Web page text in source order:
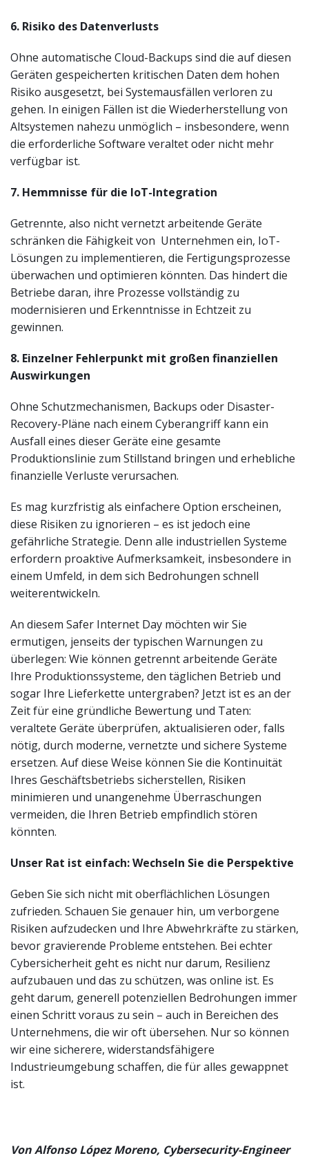
6. Risiko des Datenverlusts
Ohne automatische Cloud-Backups sind die auf diesen
Geräten gespeicherten kritischen Daten dem hohen
Risiko ausgesetzt, bei Systemausfällen verloren zu
gehen. In einigen Fällen ist die Wiederherstellung von
Altsystemen nahezu unmöglich – insbesondere, wenn
die erforderliche Software veraltet oder nicht mehr
verfügbar ist.
7. Hemmnisse für die IoT-Integration
Getrennte, also nicht vernetzt arbeitende Geräte
schränken die Fähigkeit von Unternehmen ein, IoT-
Lösungen zu implementieren, die Fertigungsprozesse
überwachen und optimieren könnten. Das hindert die
Betriebe daran, ihre Prozesse vollständig zu
modernisieren und Erkenntnisse in Echtzeit zu
gewinnen.
8. Einzelner Fehlerpunkt mit großen finanziellen
Auswirkungen
Ohne Schutzmechanismen, Backups oder Disaster-
Recovery-Pläne nach einem Cyberangriff kann ein
Ausfall eines dieser Geräte eine gesamte
Produktionslinie zum Stillstand bringen und erhebliche
finanzielle Verluste verursachen.
Es mag kurzfristig als einfachere Option erscheinen,
diese Risiken zu ignorieren – es ist jedoch eine
gefährliche Strategie. Denn alle industriellen Systeme
erfordern proaktive Aufmerksamkeit, insbesondere in
einem Umfeld, in dem sich Bedrohungen schnell
weiterentwickeln.
An diesem Safer Internet Day möchten wir Sie
ermutigen, jenseits der typischen Warnungen zu
überlegen: Wie können getrennt arbeitende Geräte
Ihre Produktionssysteme, den täglichen Betrieb und
sogar Ihre Lieferkette untergraben? Jetzt ist es an der
Zeit für eine gründliche Bewertung und Taten:
veraltete Geräte überprüfen, aktualisieren oder, falls
nötig, durch moderne, vernetzte und sichere Systeme
ersetzen. Auf diese Weise können Sie die Kontinuität
Ihres Geschäftsbetriebs sicherstellen, Risiken
minimieren und unangenehme Überraschungen
vermeiden, die Ihren Betrieb empfindlich stören
könnten.
Unser Rat ist einfach: Wechseln Sie die Perspektive
Geben Sie sich nicht mit oberflächlichen Lösungen
zufrieden. Schauen Sie genauer hin, um verborgene
Risiken aufzudecken und Ihre Abwehrkräfte zu stärken,
bevor gravierende Probleme entstehen. Bei echter
Cybersicherheit geht es nicht nur darum, Resilienz
aufzubauen und das zu schützen, was online ist. Es
geht darum, generell potenziellen Bedrohungen immer
einen Schritt voraus zu sein – auch in Bereichen des
Unternehmens, die wir oft übersehen. Nur so können
wir eine sicherere, widerstandsfähigere
Industrieumgebung schaffen, die für alles gewappnet
ist.
Von Alfonso López Moreno, Cybersecurity-Engineer